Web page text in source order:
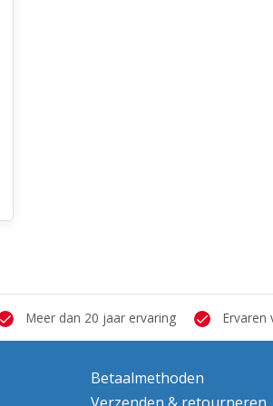
Meer dan 20 jaar ervaring Ervaren
Betaalmethoden